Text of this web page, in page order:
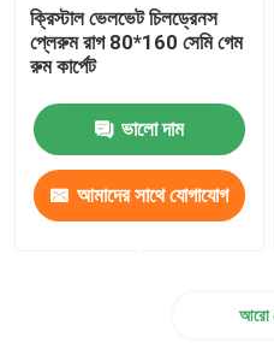
বাণিজ্যিক মেঝে মাদুর
টয়লেট ম্যাট সেট
ক্রিস্টাল ভেলভেট চিলড্রেনস
প্লেরুম রাগ 80*160 সেমি গেম
রুম কার্পেট
ভালো দাম
আমাদের সাথে যোগাযোগ
আরো